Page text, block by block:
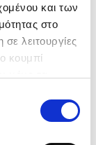
και των
στο
λειτουργίες
κουμπί
όλες
Πολιτική
και